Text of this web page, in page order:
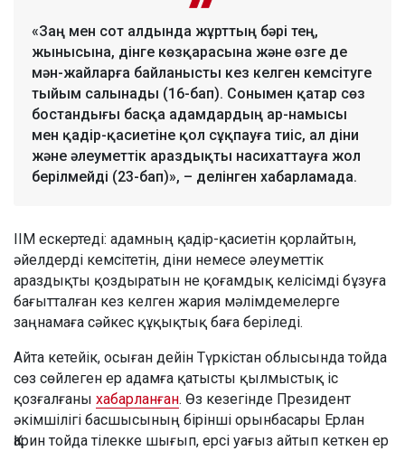
«Заң мен сот алдында жұрттың бәрі тең,
жынысына, дінге көзқарасына және өзге де
мән-жайларға байланысты кез келген кемсітуге
тыйым салынады (16-бап). Сонымен қатар сөз
бостандығы басқа адамдардың ар-намысы
мен қадір-қасиетіне қол сұқпауға тиіс, ал діни
және әлеуметтік араздықты насихаттауға жол
берілмейді (23-бап)», – делінген хабарламада.
ІІМ ескертеді: адамның қадір-қасиетін қорлайтын,
әйелдерді кемсітетін, діни немесе әлеуметтік
араздықты қоздыратын не қоғамдық келісімді бұзуға
бағытталған кез келген жария мәлімдемелерге
заңнамаға сәйкес құқықтық баға беріледі.
Айта кетейік, осыған дейін Түркістан облысында тойда
сөз сөйлеген ер адамға қатысты қылмыстық іс
қозғалғаны хабарланған. Өз кезегінде Президент
әкімшілігі басшысының бірінші орынбасары Ерлан
Қарин тойда тілекке шығып, ерсі уағыз айтып кеткен ер